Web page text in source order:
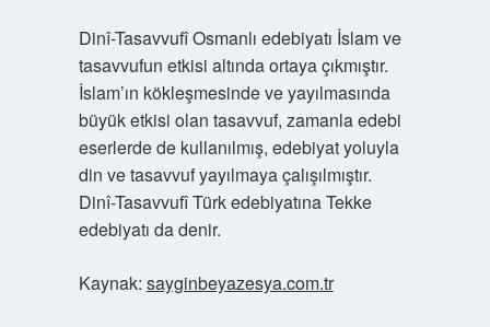
Dinî-Tasavvufî Osmanlı edebiyatı İslam ve
tasavvufun etkisi altında ortaya çıkmıştır.
İslam’ın kökleşmesinde ve yayılmasında
büyük etkisi olan tasavvuf, zamanla edebi
eserlerde de kullanılmış, edebiyat yoluyla
din ve tasavvuf yayılmaya çalışılmıştır.
Dinî-Tasavvufî Türk edebiyatına Tekke
edebiyatı da denir.
Kaynak: sayginbeyazesya.com.tr